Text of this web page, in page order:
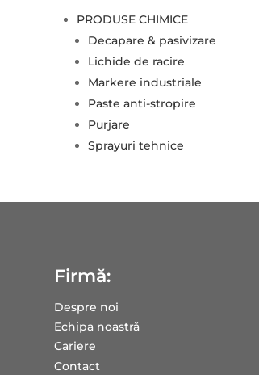
PRODUSE CHIMICE
Decapare & pasivizare
Lichide de racire
Markere industriale
Paste anti-stropire
Purjare
Sprayuri tehnice
Firmă:
Despre noi
Echipa noastră
Cariere
Contact